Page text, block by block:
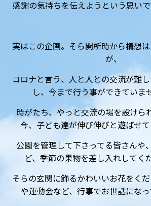
感謝の気持ちを伝えようという思いで
実はこの企画。そら開所時から構想
が、
コロナと言う、人と人との交流が難
し、今まで行う事ができていま
時がたち、やっと交流の場を設けら
今、子ども達が伸び伸びと遊ばせ
公園を管理して下さってる皆さんや
ど、季節の果物を差し入れしてく
そらの玄関に飾るかわいいお花をく
や運動会など、行事でお世話になっ